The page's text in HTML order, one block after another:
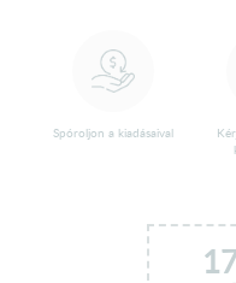
Spóroljon a kiadásaival